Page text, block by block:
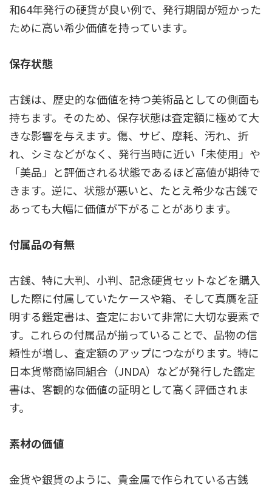
和64年発行の硬貨が良い例で、発行期間が短かった
ために高い希少価値を持っています。
保存状態
古銭は、歴史的な価値を持つ美術品としての側面も
持ちます。そのため、保存状態は査定額に極めて大
きな影響を与えます。傷、サビ、摩耗、汚れ、折
れ、シミなどがなく、発行当時に近い「未使用」や
「美品」と評価される状態であるほど高値が期待で
きます。逆に、状態が悪いと、たとえ希少な古銭で
あっても大幅に価値が下がることがあります。
付属品の有無
古銭、特に大判、小判、記念硬貨セットなどを購入
した際に付属していたケースや箱、そして真贋を証
明する鑑定書は、査定において非常に大切な要素で
す。これらの付属品が揃っていることで、品物の信
頼性が増し、査定額のアップにつながります。特に
日本貨幣商協同組合（JNDA）などが発行した鑑定
書は、客観的な価値の証明として高く評価されま
す。
素材の価値
金貨や銀貨のように、貴金属で作られている古銭